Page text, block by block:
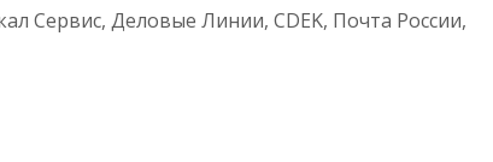
Сервис, Деловые Линии, CDEK, Почта России,